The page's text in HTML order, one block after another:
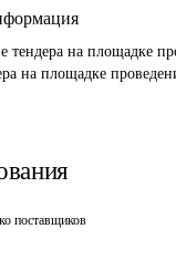
тендера на площадке
на площадке
поставщиков